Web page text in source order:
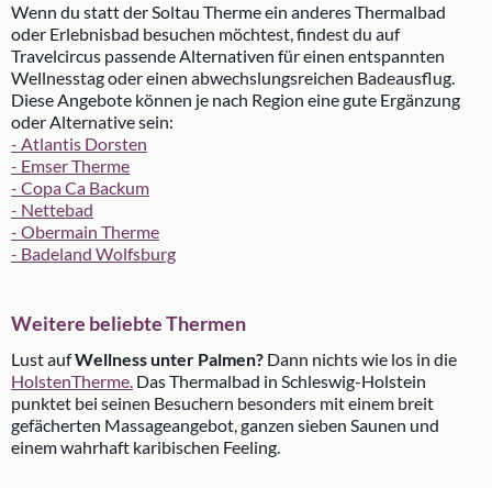
Wenn du statt der Soltau Therme ein anderes Thermalbad
oder Erlebnisbad besuchen möchtest, findest du auf
Travelcircus passende Alternativen für einen entspannten
Wellnesstag oder einen abwechslungsreichen Badeausflug.
Diese Angebote können je nach Region eine gute Ergänzung
oder Alternative sein:
- Atlantis Dorsten
- Emser Therme
- Copa Ca Backum
- Nettebad
- Obermain Therme
- Badeland Wolfsburg
Weitere beliebte Thermen
Lust aufWellness unter Palmen? Dann nichts wie los in die
HolstenTherme. Das Thermalbad in Schleswig-Holstein
punktet bei seinen Besuchern besonders mit einem breit
gefächerten Massageangebot, ganzen sieben Saunen und
einem wahrhaft karibischen Feeling.